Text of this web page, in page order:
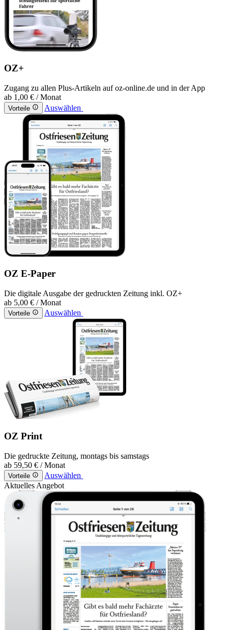
OZ+
Zugang zu allen Plus-Artikeln auf oz-online.de und in der App
ab 1,00 € / Monat
Vorteile Auswählen
OZ E-Paper
Die digitale Ausgabe der gedruckten Zeitung inkl. OZ+
ab 5,00 € / Monat
Vorteile Auswählen
OZ Print
Die gedruckte Zeitung, montags bis samstags
ab 59,50 € / Monat
Vorteile
Auswählen
Aktuelles Angebot